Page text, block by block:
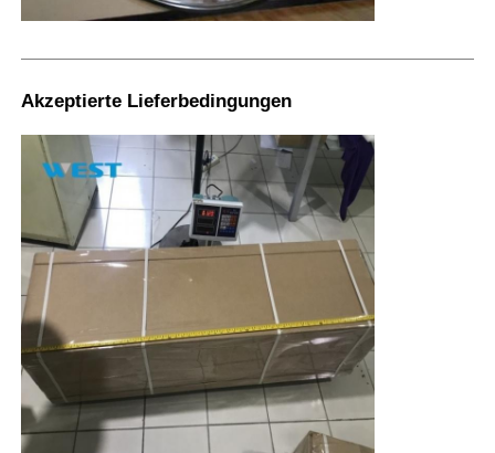
Akzeptierte Lieferbedingungen